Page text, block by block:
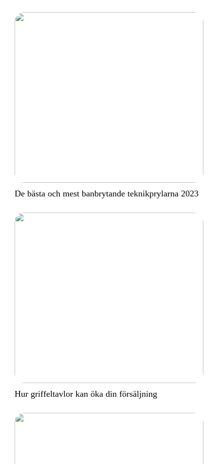
De bästa och mest banbrytande teknikprylarna 2023
Hur griffeltavlor kan öka din försäljning